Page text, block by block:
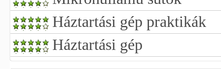
Háztartási gép praktikák
Háztartási gép